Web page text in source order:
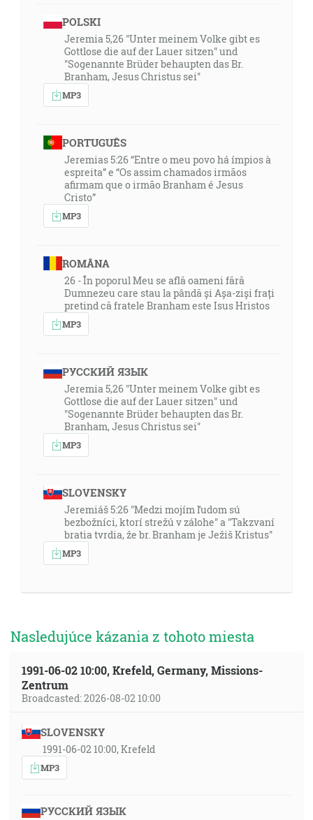
POLSKI
Jeremia 5,26 "Unter meinem Volke gibt es
Gottlose die auf der Lauer sitzen" und
"Sogenannte Brüder behaupten das Br.
Branham, Jesus Christus sei"
MP3
PORTUGUÊS
Jeremias 5:26 “Entre o meu povo há ímpios à
espreita” e “Os assim chamados irmãos
afirmam que o irmão Branham é Jesus
Cristo”
MP3
ROMÂNA
26 - În poporul Meu se află oameni fără
Dumnezeu care stau la pândă și Așa-ziși frați
pretind că fratele Branham este Isus Hristos
MP3
РУССКИЙ ЯЗЫК
Jeremia 5,26 "Unter meinem Volke gibt es
Gottlose die auf der Lauer sitzen" und
"Sogenannte Brüder behaupten das Br.
Branham, Jesus Christus sei"
MP3
SLOVENSKY
Jeremiáš 5:26 "Medzi mojím ľudom sú
bezbožníci, ktorí strežú v zálohe" a "Takzvaní
bratia tvrdia, že br. Branham je Ježiš Kristus"
MP3
Nasledujúce kázania z tohoto miesta
1991-06-02 10:00, Krefeld, Germany, Missions-
Zentrum
Broadcasted: 2026-08-02 10:00
SLOVENSKY
1991-06-02 10:00, Krefeld
MP3
РУССКИЙ ЯЗЫК